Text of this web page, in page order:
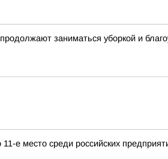
заниматься уборкой и
е место среди российских